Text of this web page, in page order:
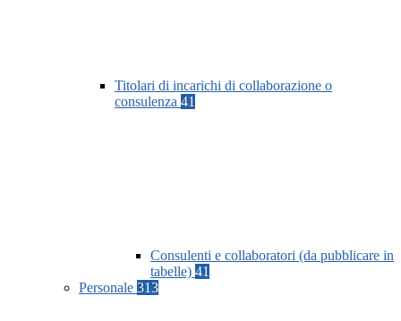
Titolari di incarichi di collaborazione o
consulenza 41
Consulenti e collaboratori (da pubblicare in
tabelle) 41
Personale 313